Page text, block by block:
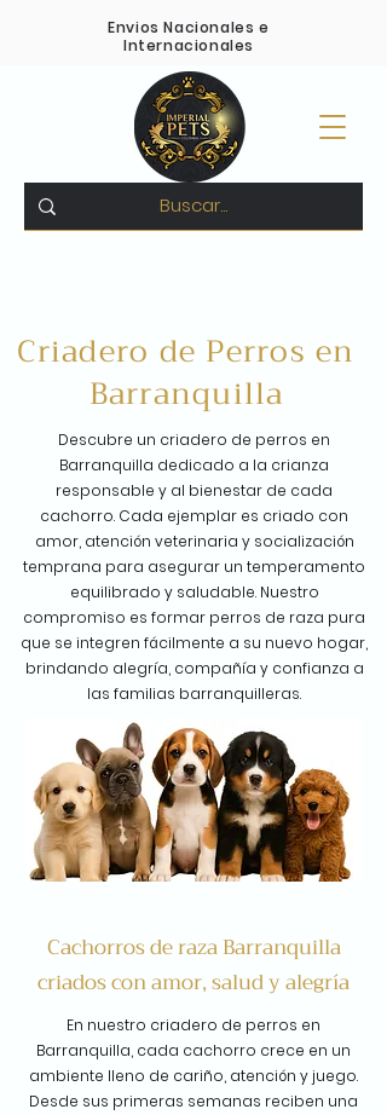
Envios Nacionales e
Internacionales
Criadero de Perros en
Barranquilla
Descubre un criadero de perros en
Barranquilla dedicado a la crianza
responsable y al bienestar de cada
cachorro. Cada ejemplar es criado con
amor, atención veterinaria y socialización
temprana para asegurar un temperamento
equilibrado y saludable. Nuestro
compromiso es formar perros de raza pura
que se integren fácilmente a su nuevo hogar,
brindando alegría, compañía y confianza a
las familias barranquilleras.
Cachorros de raza Barranquilla
criados con amor, salud y alegría
En nuestro criadero de perros en
Barranquilla, cada cachorro crece en un
ambiente lleno de cariño, atención y juego.
Desde sus primeras semanas reciben una